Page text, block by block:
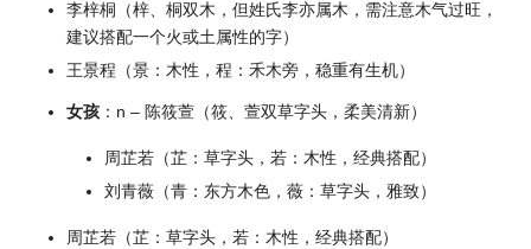
李梓桐（梓、桐双木，但姓氏李亦属木，需注意木气过旺，
建议搭配一个火或土属性的字）
王景程（景：木性，程：禾木旁，稳重有生机）
女孩 ：n – 陈筱萱（筱、萱双草字头，柔美清新）
周芷若（芷：草字头，若：木性，经典搭配）
刘青薇（青：东方木色，薇：草字头，雅致）
周芷若（芷：草字头，若：木性，经典搭配）